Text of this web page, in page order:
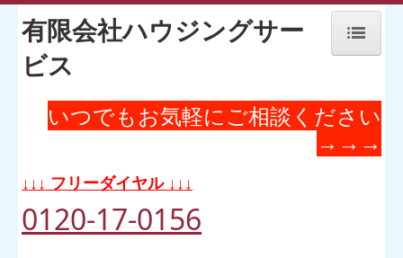
ホーム
こだわり
有限会社ハウジングサー
ビス
いつでもお気軽にご相談ください
→→→
↓↓↓ フリーダイヤル ↓↓↓
0120-17-0156